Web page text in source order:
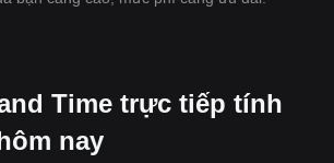
Time trực tiếp tính
nay